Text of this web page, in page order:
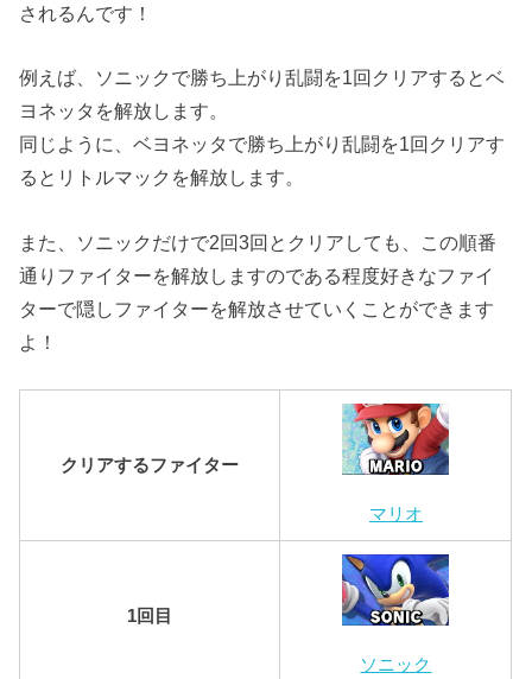
されるんです！
例えば、ソニックで勝ち上がり乱闘を1回クリアするとベ
ヨネッタを解放します。
同じように、ベヨネッタで勝ち上がり乱闘を1回クリアす
るとリトルマックを解放します。
また、ソニックだけで2回3回とクリアしても、この順番
通りファイターを解放しますのである程度好きなファイ
ターで隠しファイターを解放させていくことができます
よ！
クリアするファイター
マリオ
1回目
ソニック